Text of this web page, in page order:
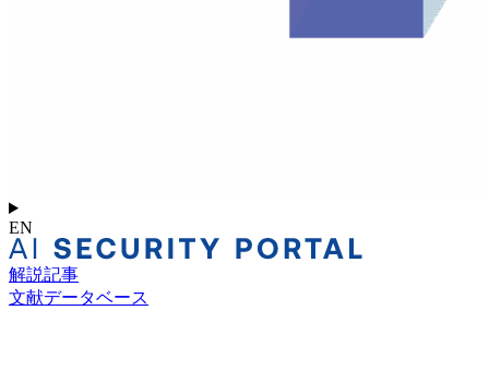
EN
解説記事
文献データベース